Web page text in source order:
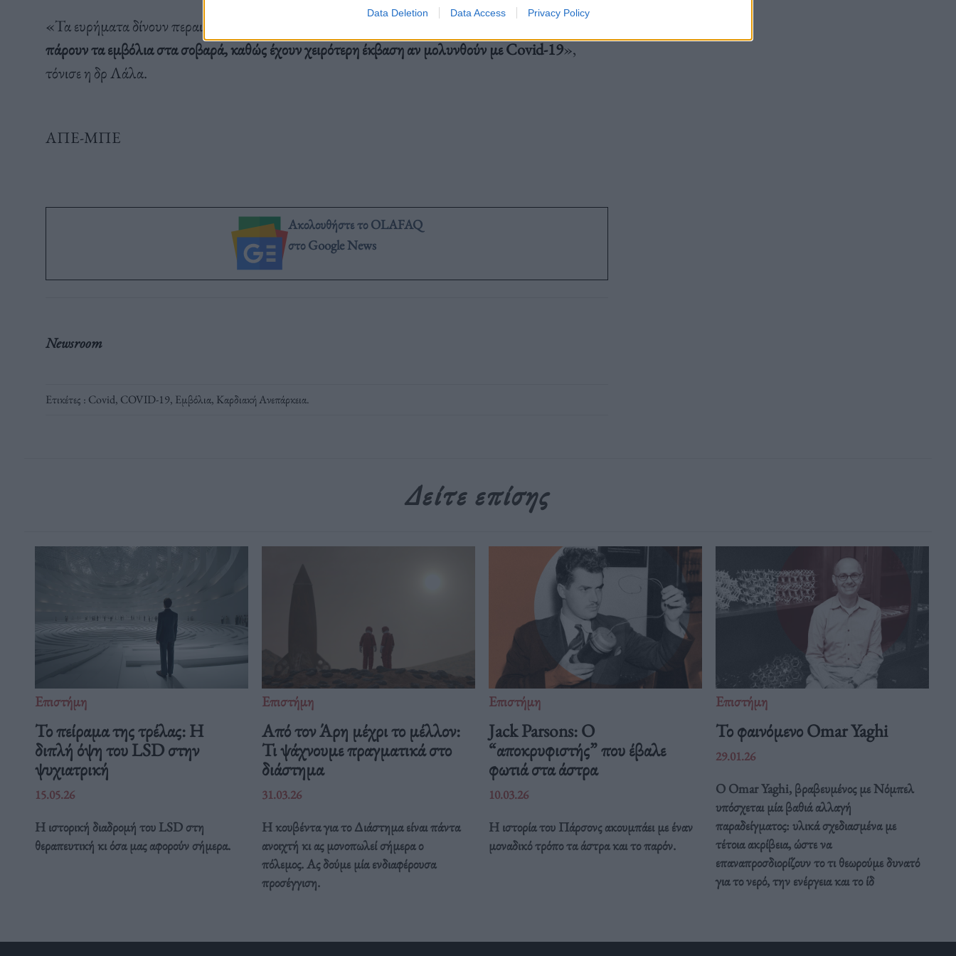
Data Deletion Data Access Privacy Policy
«Τα ευρήματα δίνουν περαιτέρω έμφαση στο ότι οι ασθενείς με καρδιακή ανεπάρκεια
πρέπει να
πάρουν τα εμβόλια στα σοβαρά, καθώς έχουν χειρότερη έκβαση αν μολυνθούν με Covid-19»,
τόνισε η δρ Λάλα.
ΑΠΕ-ΜΠΕ
Ακολουθήστε το OLAFAQ
στο Google News
Newsroom
Ετικέτες : Covid, COVID-19, Εμβόλια, Καρδιακή Ανεπάρκεια.
Δείτε επίσης
Επιστήμη
Το πείραμα της τρέλας: Η
διπλή όψη του LSD στην
ψυχιατρική
15.05.26
Η ιστορική διαδρομή του LSD στη
θεραπευτική κι όσα μας αφορούν σήμερα.
Επιστήμη
Από τον Άρη μέχρι το μέλλον:
Τι ψάχνουμε πραγματικά στο
διάστημα
31.03.26
Η κουβέντα για το Διάστημα είναι πάντα
ανοιχτή κι ας μονοπωλεί σήμερα ο
πόλεμος. Ας δούμε μία ενδιαφέρουσα
προσέγγιση.
Επιστήμη
Jack Parsons: O
“αποκρυφιστής” που έβαλε
φωτιά στα άστρα
10.03.26
Η ιστορία του Πάρσονς ακουμπάει με έναν
μοναδικό τρόπο τα άστρα και το παρόν.
Επιστήμη
Το φαινόμενο Omar Yaghi
29.01.26
Ο Omar Yaghi, βραβευμένος με Νόμπελ
υπόσχεται μία βαθιά αλλαγή
παραδείγματος: υλικά σχεδιασμένα με
τέτοια ακρίβεια, ώστε να
επαναπροσδιορίζουν το τι θεωρούμε δυνατό
για το νερό, την ενέργεια και το ίδ